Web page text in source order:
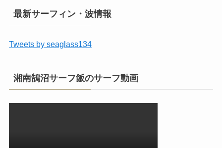
最新サーフィン・波情報
Tweets by seaglass134
湘南鵠沼サーフ飯のサーフ動画